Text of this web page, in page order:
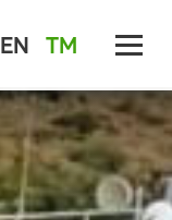
EN TM